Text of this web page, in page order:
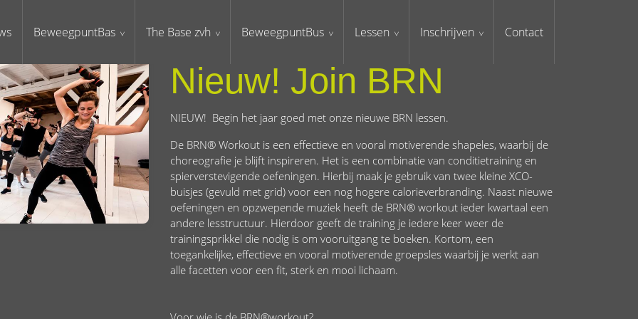
BeweegpuntBas The Base zvh BeweegpuntBus Lessen Inschrijven Contact
Nieuw! Join BRN
NIEUW! Begin het jaar goed met onze nieuwe BRN lessen.
De BRN® Workout is een effectieve en vooral motiverende shapeles, waarbij de
choreografie je blijft inspireren. Het is een combinatie van conditietraining en
spierverstevigende oefeningen. Hierbij maak je gebruik van twee kleine XCO-
buisjes (gevuld met grid) voor een nog hogere calorieverbranding. Naast nieuwe
oefeningen en opzwepende muziek heeft de BRN® workout ieder kwartaal een
andere lesstructuur. Hierdoor geeft de training je iedere keer weer de
trainingsprikkel die nodig is om vooruitgang te boeken. Kortom, een
toegankelijke, effectieve en vooral motiverende groepsles waarbij je werkt aan
alle facetten voor een fit, sterk en mooi lichaam.